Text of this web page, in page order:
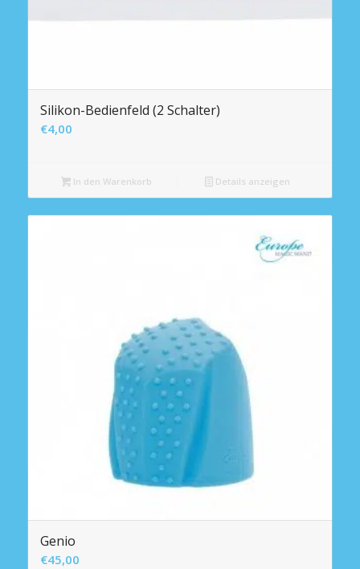
Silikon-Bedienfeld (2 Schalter)
€4,00
In den Warenkorb Details anzeigen
Genio
€45,00